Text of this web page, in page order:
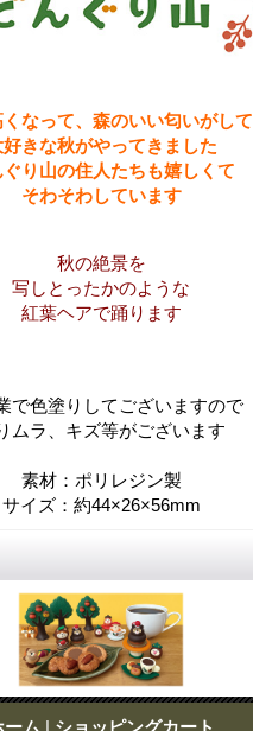
くなって、森のいい匂いがして
好きな秋がやってきました
ぐり山の住人たちも嬉しくて
そわそわしています
秋の絶景を
写しとったかのような
紅葉ヘアで踊ります
で色塗りしてございますので
ムラ、キズ等がございます
素材：ポリレジン製
サイズ：約44×26×56mm
ーム | ショッピングカート